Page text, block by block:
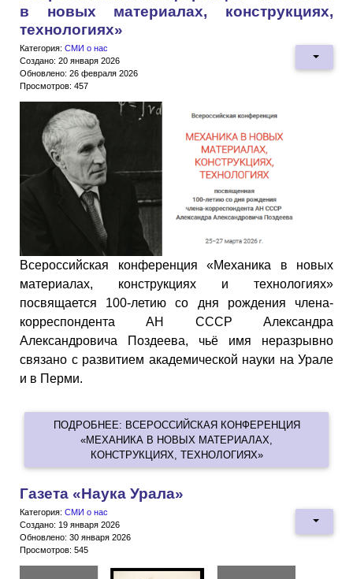
в новых материалах, конструкциях,
технологиях»
Категория: СМИ о нас
Создано: 20 января 2026
Обновлено: 26 февраля 2026
Просмотров: 457
Всероссийская конференция «Механика в новых
материалах, конструкциях и технологиях»
посвящается 100-летию со дня рождения члена-
корреспондента АН СССР Александра
Александровича Поздеева, чьё имя неразрывно
связано с развитием академической науки на Урале
и в Перми.
ПОДРОБНЕЕ: ВСЕРОССИЙСКАЯ КОНФЕРЕНЦИЯ
«МЕХАНИКА В НОВЫХ МАТЕРИАЛАХ,
КОНСТРУКЦИЯХ, ТЕХНОЛОГИЯХ»
Газета «Наука Урала»
Категория: СМИ о нас
Создано: 19 января 2026
Обновлено: 30 января 2026
Просмотров: 545